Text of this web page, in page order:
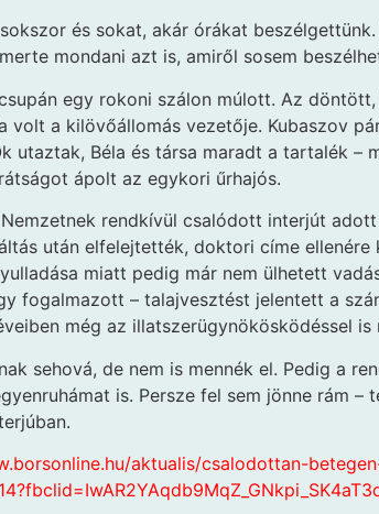
és sokat, akár órákat
mondani azt is, amiről sosem
egy rokoni szálon múlott. Az
volt a kilövőállomás vezetője. Kubaszov
utaztak, Béla és társa maradt a tartalék –
ápolt az egykori űrhajós.
rendkívül csalódott interjút
után elfelejtették, doktori címe
miatt pedig már nem ülhetett
fogalmazott – talajvesztést jelentett a
még az illatszerügynökösködéssel
sehová, de nem is mennék el. Pedig a
is. Persze fel sem jönne rám
aktualis/csalodottan-